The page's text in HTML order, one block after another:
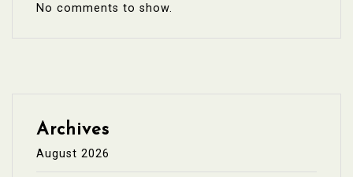
No comments to show.
Archives
August 2026